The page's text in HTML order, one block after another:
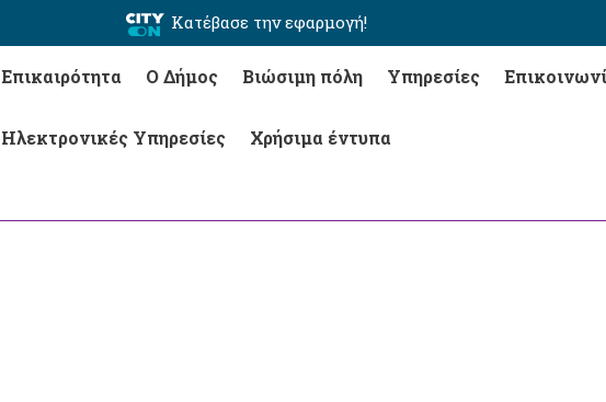
Κατέβασε την εφαρμογή!
Επικαιρότητα Ο Δήμος Βιώσιμη πόλη Υπηρεσίες
Ηλεκτρονικές Υπηρεσίες Χρήσιμα έντυπα